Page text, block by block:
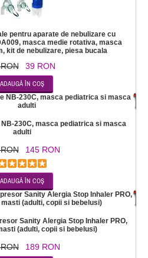
pentru aparate de nebulizare cu
masca medie rotativa, masca
kit de nebulizare, piesa bucala
39 RON
230C, masca pediatrica si masca
adulti
145 RON
Sanity Alergia Stop Inhaler PRO,
(adulti, copii si bebelusi)
189 RON